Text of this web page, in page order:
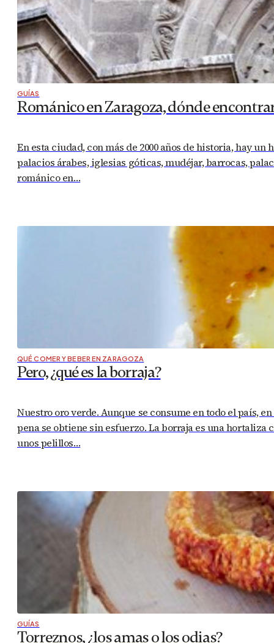
GUÍAS
Románico en Zaragoza, dónde
En esta ciudad, con más de 2000 años de historia, hay
palacios árabes, iglesias góticas, mudéjar, barrocas,
románico en…
QUÉ COMER Y BEBER EN ZARAGOZA
Pero, ¿qué es la borraja?
Nuestro oro verde. Aunque se consume en todo el país,
pena se obtiene sin esfuerzo. La borraja es una
unos pelillos…
GUÍAS
Torreznos, ¿los amas o los odias?